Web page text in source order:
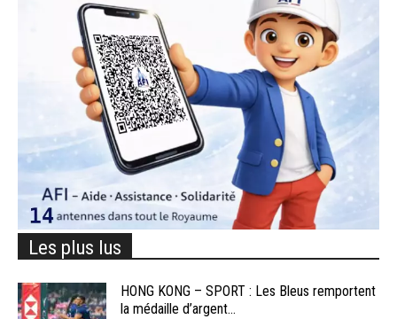
Les plus lus
HONG KONG – SPORT : Les Bleus remportent
la médaille d’argent...